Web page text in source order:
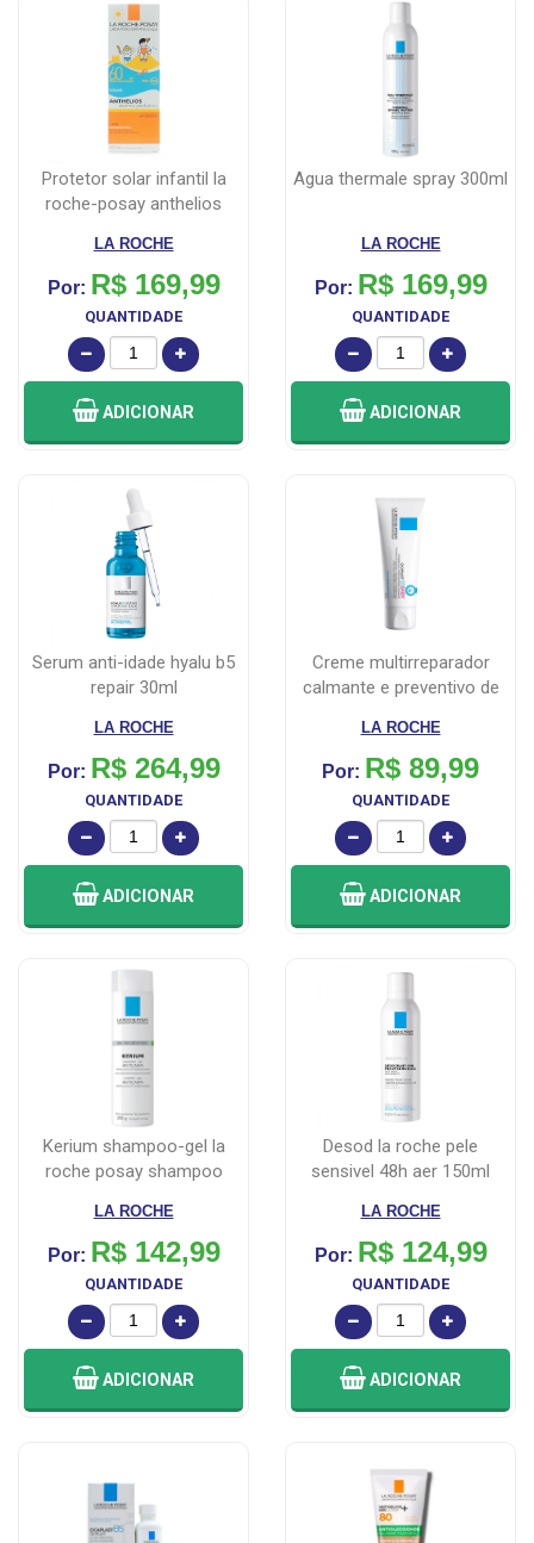
protetor solar infantil la
roche-posay anthelios
LA ROCHE
Por: R$ 169,99
QUANTIDADE
ADICIONAR
agua thermale spray 300ml
LA ROCHE
Por: R$ 169,99
QUANTIDADE
ADICIONAR
serum anti-idade hyalu b5
repair 30ml
LA ROCHE
Por: R$ 264,99
QUANTIDADE
ADICIONAR
creme multirreparador
calmante e preventivo de
LA ROCHE
Por: R$ 89,99
QUANTIDADE
ADICIONAR
kerium shampoo-gel la
roche posay shampoo
LA ROCHE
Por: R$ 142,99
QUANTIDADE
ADICIONAR
desod la roche pele
sensivel 48h aer 150ml
LA ROCHE
Por: R$ 124,99
QUANTIDADE
ADICIONAR